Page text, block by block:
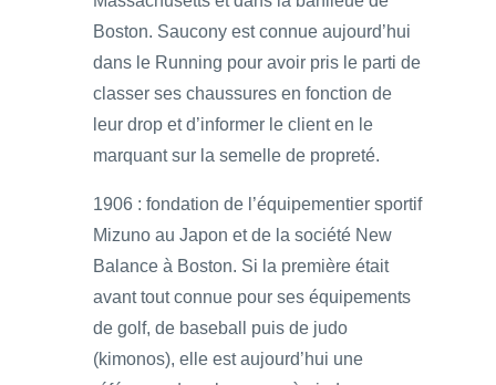
Boston. Saucony est connue aujourd’hui
dans le Running pour avoir pris le parti de
classer ses chaussures en fonction de
leur drop et d’informer le client en le
marquant sur la semelle de propreté.
1906 : fondation de l’équipementier sportif
Mizuno au Japon et de la société New
Balance à Boston. Si la première était
avant tout connue pour ses équipements
de golf, de baseball puis de judo
(kimonos), elle est aujourd’hui une